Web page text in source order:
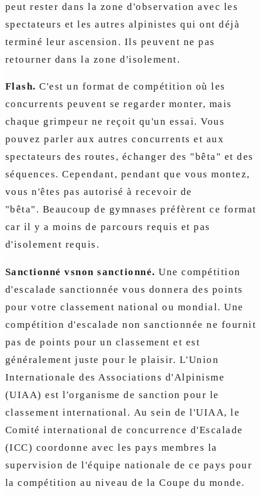
peut rester dans la zone d'observation avec les
spectateurs et les autres alpinistes qui ont déjà
terminé leur ascension. Ils peuvent ne pas
retourner dans la zone d'isolement.
Flash. C'est un format de compétition où les
concurrents peuvent se regarder monter, mais
chaque grimpeur ne reçoit qu'un essai. Vous
pouvez parler aux autres concurrents et aux
spectateurs des routes, échanger des "bêta" et des
séquences. Cependant, pendant que vous montez,
vous n'êtes pas autorisé à recevoir de
"bêta". Beaucoup de gymnases préfèrent ce format
car il y a moins de parcours requis et pas
d'isolement requis.
Sanctionné vsnon sanctionné. Une compétition
d'escalade sanctionnée vous donnera des points
pour votre classement national ou mondial. Une
compétition d'escalade non sanctionnée ne fournit
pas de points pour un classement et est
généralement juste pour le plaisir. L'Union
Internationale des Associations d'Alpinisme
(UIAA) est l'organisme de sanction pour le
classement international. Au sein de l'UIAA, le
Comité international de concurrence d'Escalade
(ICC) coordonne avec les pays membres la
supervision de l'équipe nationale de ce pays pour
la compétition au niveau de la Coupe du monde.